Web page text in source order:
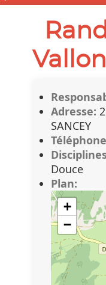
Adresse:
SANCEY
Douce
Plan:
+
−